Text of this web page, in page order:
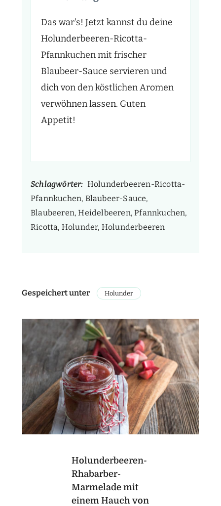
Das war's! Jetzt kannst du deine
Holunderbeeren-Ricotta-
Pfannkuchen mit frischer
Blaubeer-Sauce servieren und
dich von den köstlichen Aromen
verwöhnen lassen. Guten
Appetit!
Schlagwörter: Holunderbeeren-Ricotta-
Pfannkuchen, Blaubeer-Sauce,
Blaubeeren, Heidelbeeren, Pfannkuchen,
Ricotta, Holunder, Holunderbeeren
Gespeichert unter Holunder
Holunderbeeren-
Rhabarber-
Marmelade mit
einem Hauch von